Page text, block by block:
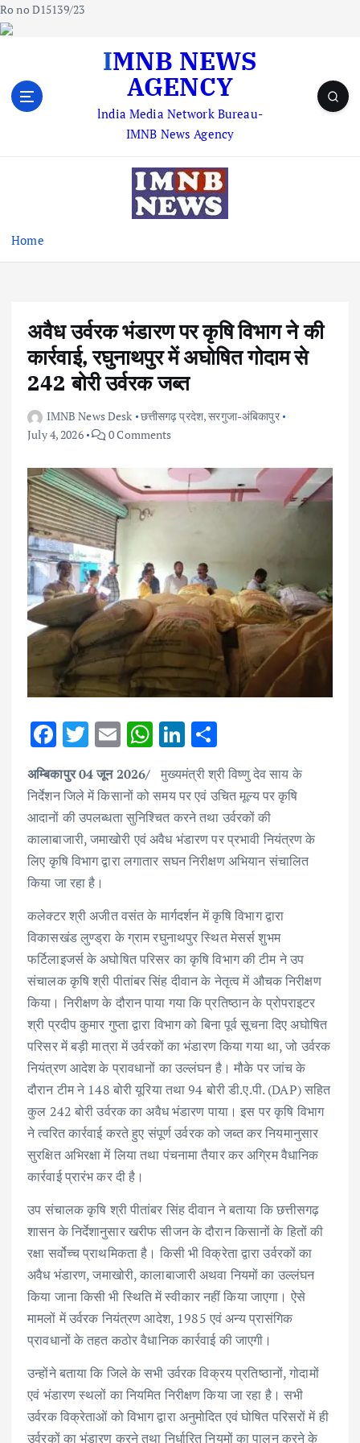
Ro no D15139/23
IMNB NEWS
AGENCY
lndia Media Network Bureau-
IMNB News Agency
Home
अवैध उर्वरक भंडारण पर कृषि विभाग ने की
कार्रवाई, रघुनाथपुर में अघोषित गोदाम से
242 बोरी उर्वरक जब्त
IMNB News Desk छत्तीसगढ़ प्रदेश,सरगुजा-अंबिकापुर
July 4, 2026
0 Comments
F
e
b
o
o
k
T
it
te
r
E
ai
l
W
at
s
A
p
Li
n
k
e
dI
n
h
ar
e
अम्बिकापुर 04 जून 2026/ मुख्यमंत्री श्री विष्णु देव साय के
निर्देशन जिले में किसानों को समय पर एवं उचित मूल्य पर कृषि
आदानों की उपलब्धता सुनिश्चित करने तथा उर्वरकों की
कालाबाजारी, जमाखोरी एवं अवैध भंडारण पर प्रभावी नियंत्रण के
लिए कृषि विभाग द्वारा लगातार सघन निरीक्षण अभियान संचालित
किया जा रहा है।
कलेक्टर श्री अजीत वसंत के मार्गदर्शन में कृषि विभाग द्वारा
विकासखंड लुण्ड्रा के ग्राम रघुनाथपुर स्थित मेसर्स शुभम
फर्टिलाइजर्स के अघोषित परिसर का कृषि विभाग की टीम ने उप
संचालक कृषि श्री पीतांबर सिंह दीवान के नेतृत्व में औचक निरीक्षण
किया। निरीक्षण के दौरान पाया गया कि प्रतिष्ठान के प्रोपराइटर
श्री प्रदीप कुमार गुप्ता द्वारा विभाग को बिना पूर्व सूचना दिए अघोषित
परिसर में बड़ी मात्रा में उर्वरकों का भंडारण किया गया था, जो उर्वरक
नियंत्रण आदेश के प्रावधानों का उल्लंघन है। मौके पर जांच के
दौरान टीम ने 148 बोरी यूरिया तथा 94 बोरी डी.ए.पी. (DAP) सहित
कुल 242 बोरी उर्वरक का अवैध भंडारण पाया। इस पर कृषि विभाग
ने त्वरित कार्रवाई करते हुए संपूर्ण उर्वरक को जब्त कर नियमानुसार
सुरक्षित अभिरक्षा में लिया तथा पंचनामा तैयार कर अग्रिम वैधानिक
कार्रवाई प्रारंभ कर दी है।
उप संचालक कृषि श्री पीतांबर सिंह दीवान ने बताया कि छत्तीसगढ़
शासन के निर्देशानुसार खरीफ सीजन के दौरान किसानों के हितों की
रक्षा सर्वोच्च प्राथमिकता है। किसी भी विक्रेता द्वारा उर्वरकों का
अवैध भंडारण, जमाखोरी, कालाबाजारी अथवा नियमों का उल्लंघन
किया जाना किसी भी स्थिति में स्वीकार नहीं किया जाएगा। ऐसे
मामलों में उर्वरक नियंत्रण आदेश, 1985 एवं अन्य प्रासंगिक
प्रावधानों के तहत कठोर वैधानिक कार्रवाई की जाएगी।
उन्होंने बताया कि जिले के सभी उर्वरक विक्रय प्रतिष्ठानों, गोदामों
एवं भंडारण स्थलों का नियमित निरीक्षण किया जा रहा है। सभी
उर्वरक विक्रेताओं को विभाग द्वारा अनुमोदित एवं घोषित परिसरों में ही
उर्वरकों का भंडारण करने तथा निर्धारित नियमों का पालन करने के